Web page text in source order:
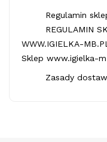
Regulamin
REGULAMIN
WWW.IGIELKA-
Sklep www.igielka-m
Zasady